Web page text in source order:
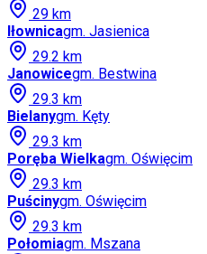
29 km
Iłownicagm. Jasienica
29.2 km
Janowicegm. Bestwina
29.3 km
Bielanygm. Kęty
29.3 km
Poręba Wielkagm. Oświęcim
29.3 km
Puścinygm. Oświęcim
29.3 km
Połomiagm. Mszana